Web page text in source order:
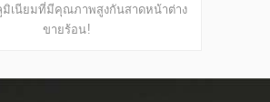
านเปิดอลูมิเนียมมาตรฐานการค้า